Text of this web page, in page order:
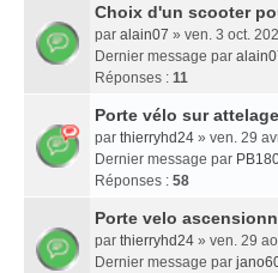
Choix d'un scooter
par alain07 » ven. 3 oct.
Dernier message par
Réponses : 11
Porte vélo sur
par thierryhd24 » ven. 29
Dernier message par
Réponses : 58
Porte velo
par thierryhd24 » ven. 29
Dernier message par